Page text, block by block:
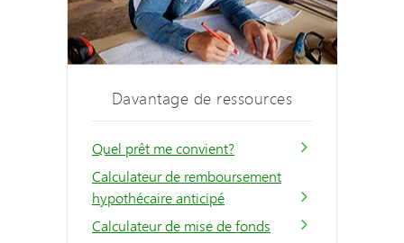
Davantage de ressources
Quel prêt me convient?
Calculateur de remboursement
hypothécaire anticipé
Calculateur de mise de fonds